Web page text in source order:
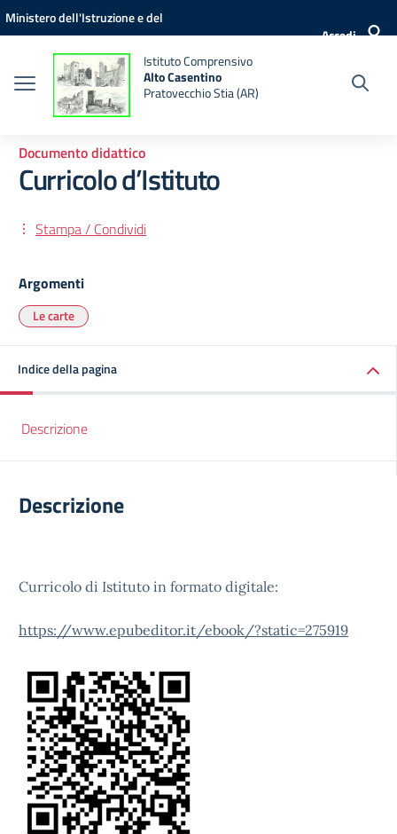
Vai ai contenuti
Vai al menu di navigazione
Vai al footer
Ministero dell'Istruzione e del
Accedi
Istituto Comprensivo
Alto Casentino
Pratovecchio Stia (AR)
Documento didattico
Curricolo d’Istituto
Stampa / Condividi
Argomenti
Le carte
Indice della pagina
Descrizione
Descrizione
Curricolo di Istituto in formato digitale:
https://www.epubeditor.it/ebook/?static=275919